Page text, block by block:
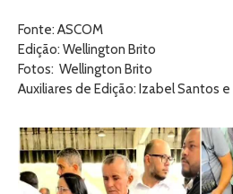
Fonte: ASCOM
Edição: Wellington Brito
Fotos: Wellington Brito
Auxiliares de Edição: Izabel Santos